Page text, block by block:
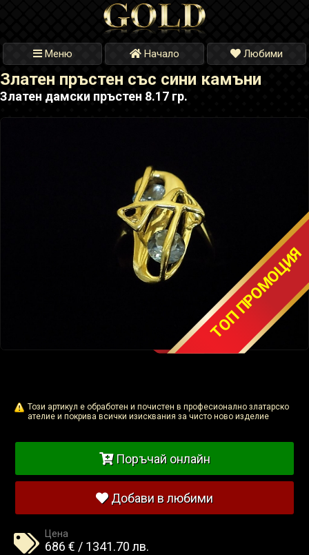
Меню Начало Любими
Златен пръстен със сини камъни
Златен дамски пръстен 8.17 гр.
ТОП ПРОМОЦИЯ
Този артикул е обработен и почистен в професионално златарско
ателие и покрива всички изисквания за чисто ново изделие
Поръчай онлайн
Добави в любими
Цена
686 € / 1341.70 лв.